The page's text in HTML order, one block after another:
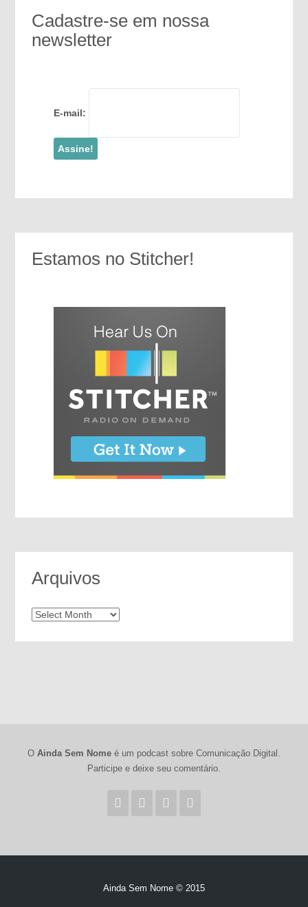
Cadastre-se em nossa
newsletter
E-mail:
Estamos no Stitcher!
Arquivos
Arquivos
O Ainda Sem Nomeé um podcast sobre Comunicação Digital.
Participe e deixe seu comentário.
Ainda Sem Nome © 2015